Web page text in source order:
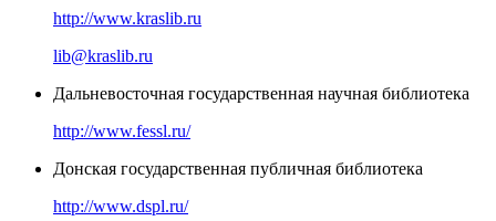
http://www.kraslib.ru
lib@kraslib.ru
Дальневосточная государственная научная библиотека
http://www.fessl.ru/
Донская государственная публичная библиотека
http://www.dspl.ru/